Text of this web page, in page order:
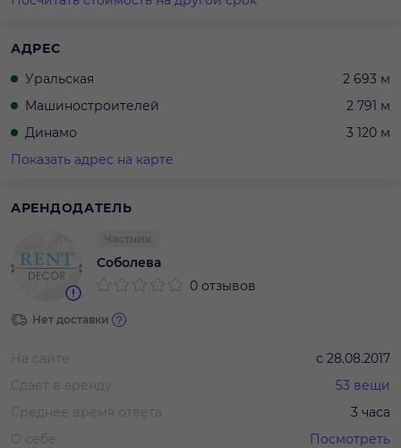
АДРЕС
Уральская
2 693 м
Машиностроителей
2 791 м
Динамо
3 120 м
Показать адрес на карте
АРЕНДОДАТЕЛЬ
Соболева
0 отзывов
Нет доставки
На сайте с 28.08.2017
Сдает в аренду
53 вещи
Среднее время ответа
3 часа
О себе
Посмотреть